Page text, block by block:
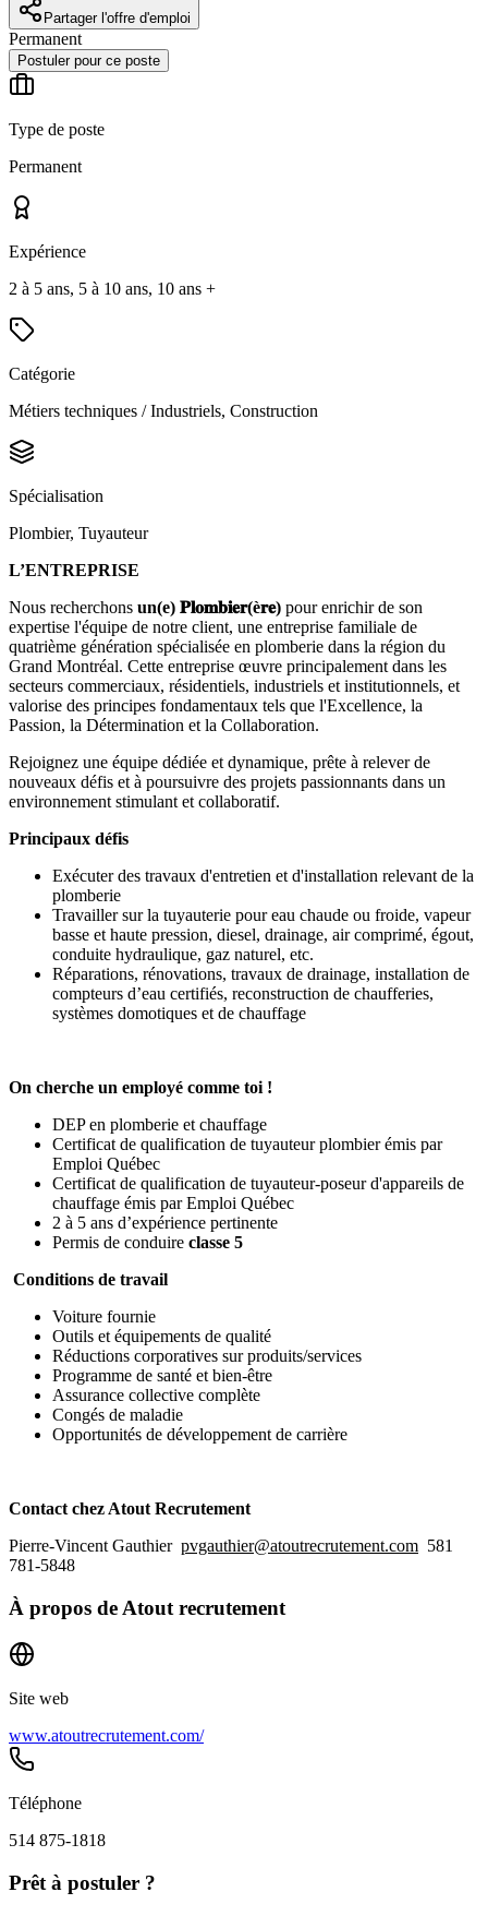
Partager l'offre d'emploi
Permanent
Postuler pour ce poste
Type de poste
Permanent
Expérience
2 à 5 ans, 5 à 10 ans, 10 ans +
Catégorie
Métiers techniques / Industriels, Construction
Spécialisation
Plombier, Tuyauteur
L’ENTREPRISE
Nous recherchons un(e) 𝐏𝐥𝐨𝐦𝐛𝐢𝐞𝐫(è𝐫𝐞) pour enrichir de son
expertise l'équipe de notre client, une entreprise familiale de
quatrième génération spécialisée en plomberie dans la région du
Grand Montréal. Cette entreprise œuvre principalement dans les
secteurs commerciaux, résidentiels, industriels et institutionnels, et
valorise des principes fondamentaux tels que l'Excellence, la
Passion, la Détermination et la Collaboration.
Rejoignez une équipe dédiée et dynamique, prête à relever de
nouveaux défis et à poursuivre des projets passionnants dans un
environnement stimulant et collaboratif.
Principaux défis
Exécuter des travaux d'entretien et d'installation relevant de la
plomberie
Travailler sur la tuyauterie pour eau chaude ou froide, vapeur
basse et haute pression, diesel, drainage, air comprimé, égout,
conduite hydraulique, gaz naturel, etc.
Réparations, rénovations, travaux de drainage, installation de
compteurs d’eau certifiés, reconstruction de chaufferies,
systèmes domotiques et de chauffage
On cherche un employé comme toi !
DEP en plomberie et chauffage
Certificat de qualification de tuyauteur plombier émis par
Emploi Québec
Certificat de qualification de tuyauteur-poseur d'appareils de
chauffage émis par Emploi Québec
2 à 5 ans d’expérience pertinente
Permis de conduire classe 5
Conditions de travail
Voiture fournie
Outils et équipements de qualité
Réductions corporatives sur produits/services
Programme de santé et bien-être
Assurance collective complète
Congés de maladie
Opportunités de développement de carrière
Contact chez Atout Recrutement
Pierre-Vincent Gauthier pvgauthier@atoutrecrutement.com 581
781-5848
À propos de Atout recrutement
Site web
www.atoutrecrutement.com/
Téléphone
514 875-1818
Prêt à postuler ?